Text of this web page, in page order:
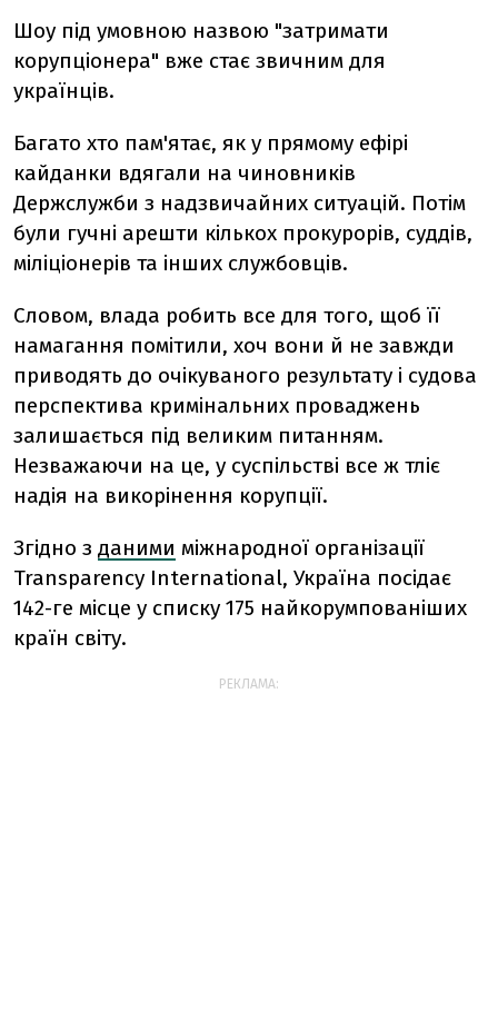
Шоу під умовною назвою "затримати
корупціонера" вже стає звичним для
українців.
Багато хто пам'ятає, як у прямому ефірі
кайданки вдягали на чиновників
Держслужби з надзвичайних ситуацій. Потім
були гучні арешти кількох прокурорів, суддів,
міліціонерів та інших службовців.
Словом, влада робить все для того, щоб її
намагання помітили, хоч вони й не завжди
приводять до очікуваного результату і судова
перспектива кримінальних проваджень
залишається під великим питанням.
Незважаючи на це, у суспільстві все ж тліє
надія на викорінення корупції.
Згідно з даними міжнародної організації
Transparency International, Україна посідає
142-ге місце у списку 175 найкорумпованіших
країн світу.
РЕКЛАМА: